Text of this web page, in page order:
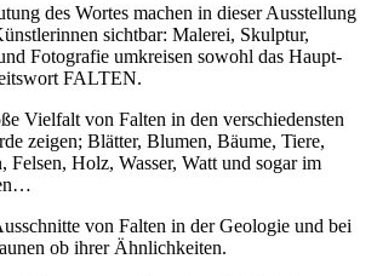
des Wortes machen in dieser Ausstellung
sichtbar: Malerei, Skulptur,
Fotografie umkreisen sowohl das Haupt-
FALTEN.
Vielfalt von Falten in den verschiedensten
zeigen; Blätter, Blumen, Bäume, Tiere,
Felsen, Holz, Wasser, Watt und sogar im
von Falten in der Geologie und bei
ob ihrer Ähnlichkeiten.